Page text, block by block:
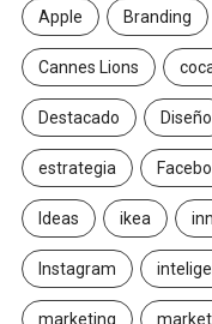
Apple Branding
Cannes Lions
Destacado Diseño
estrategia
Ideas ikea
Instagram
marketing